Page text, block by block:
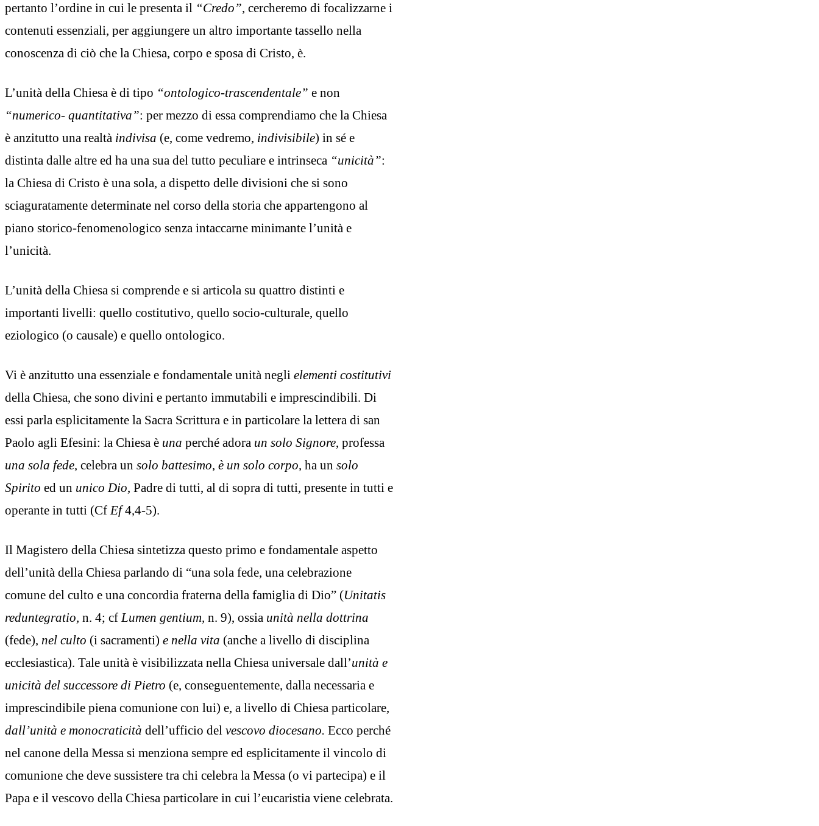
pertanto l’ordine in cui le presenta il “Credo”, cercheremo di focalizzarne i
contenuti essenziali, per aggiungere un altro importante tassello nella
conoscenza di ciò che la Chiesa, corpo e sposa di Cristo, è.
L’unità della Chiesa è di tipo “ontologico-trascendentale” e non
“numerico- quantitativa”: per mezzo di essa comprendiamo che la Chiesa
è anzitutto una realtà indivisa (e, come vedremo, indivisibile) in sé e
distinta dalle altre ed ha una sua del tutto peculiare e intrinseca “unicità”:
la Chiesa di Cristo è una sola, a dispetto delle divisioni che si sono
sciaguratamente determinate nel corso della storia che appartengono al
piano storico-fenomenologico senza intaccarne minimante l’unità e
l’unicità.
L’unità della Chiesa si comprende e si articola su quattro distinti e
importanti livelli: quello costitutivo, quello socio-culturale, quello
eziologico (o causale) e quello ontologico.
Vi è anzitutto una essenziale e fondamentale unità negli elementi costitutivi
della Chiesa, che sono divini e pertanto immutabili e imprescindibili. Di
essi parla esplicitamente la Sacra Scrittura e in particolare la lettera di san
Paolo agli Efesini: la Chiesa è una perché adora un solo Signore, professa
una sola fede, celebra un solo battesimo, è un solo corpo, ha un solo
Spirito ed un unico Dio, Padre di tutti, al di sopra di tutti, presente in tutti e
operante in tutti (Cf Ef4,4-5).
Il Magistero della Chiesa sintetizza questo primo e fondamentale aspetto
dell’unità della Chiesa parlando di “una sola fede, una celebrazione
comune del culto e una concordia fraterna della famiglia di Dio” (Unitatis
reduntegratio, n. 4; cf Lumen gentium, n. 9), ossia unità nella dottrina
(fede), nel culto (i sacramenti) e nella vita (anche a livello di disciplina
ecclesiastica). Tale unità è visibilizzata nella Chiesa universale dall’unità e
unicità del successore di Pietro (e, conseguentemente, dalla necessaria e
imprescindibile piena comunione con lui) e, a livello di Chiesa particolare,
dall’unità e monocraticità dell’ufficio del vescovo diocesano. Ecco perché
nel canone della Messa si menziona sempre ed esplicitamente il vincolo di
comunione che deve sussistere tra chi celebra la Messa (o vi partecipa) e il
Papa e il vescovo della Chiesa particolare in cui l’eucaristia viene celebrata.